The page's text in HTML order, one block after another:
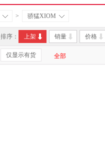
> 骄猛XIOM
排序： 上架 销量 价格
仅显示有货 全部